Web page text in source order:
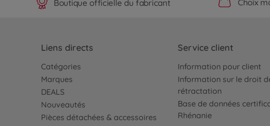
Boutique officielle du fabricant
Liens directs
Catégories
Marques
DEALS
Nouveautés
Pièces détachées & accessoires
Service client
Information pour client
Information sur le droit
rétractation
Base de données
Rhénanie